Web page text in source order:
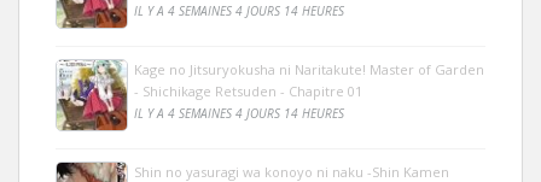
IL Y A 4 SEMAINES 4 JOURS 14 HEURES
Kage no Jitsuryokusha ni Naritakute! Master of Garden
- Shichikage Retsuden - Chapitre 01
IL Y A 4 SEMAINES 4 JOURS 14 HEURES
Shin no yasuragi wa konoyo ni naku -Shin Kamen